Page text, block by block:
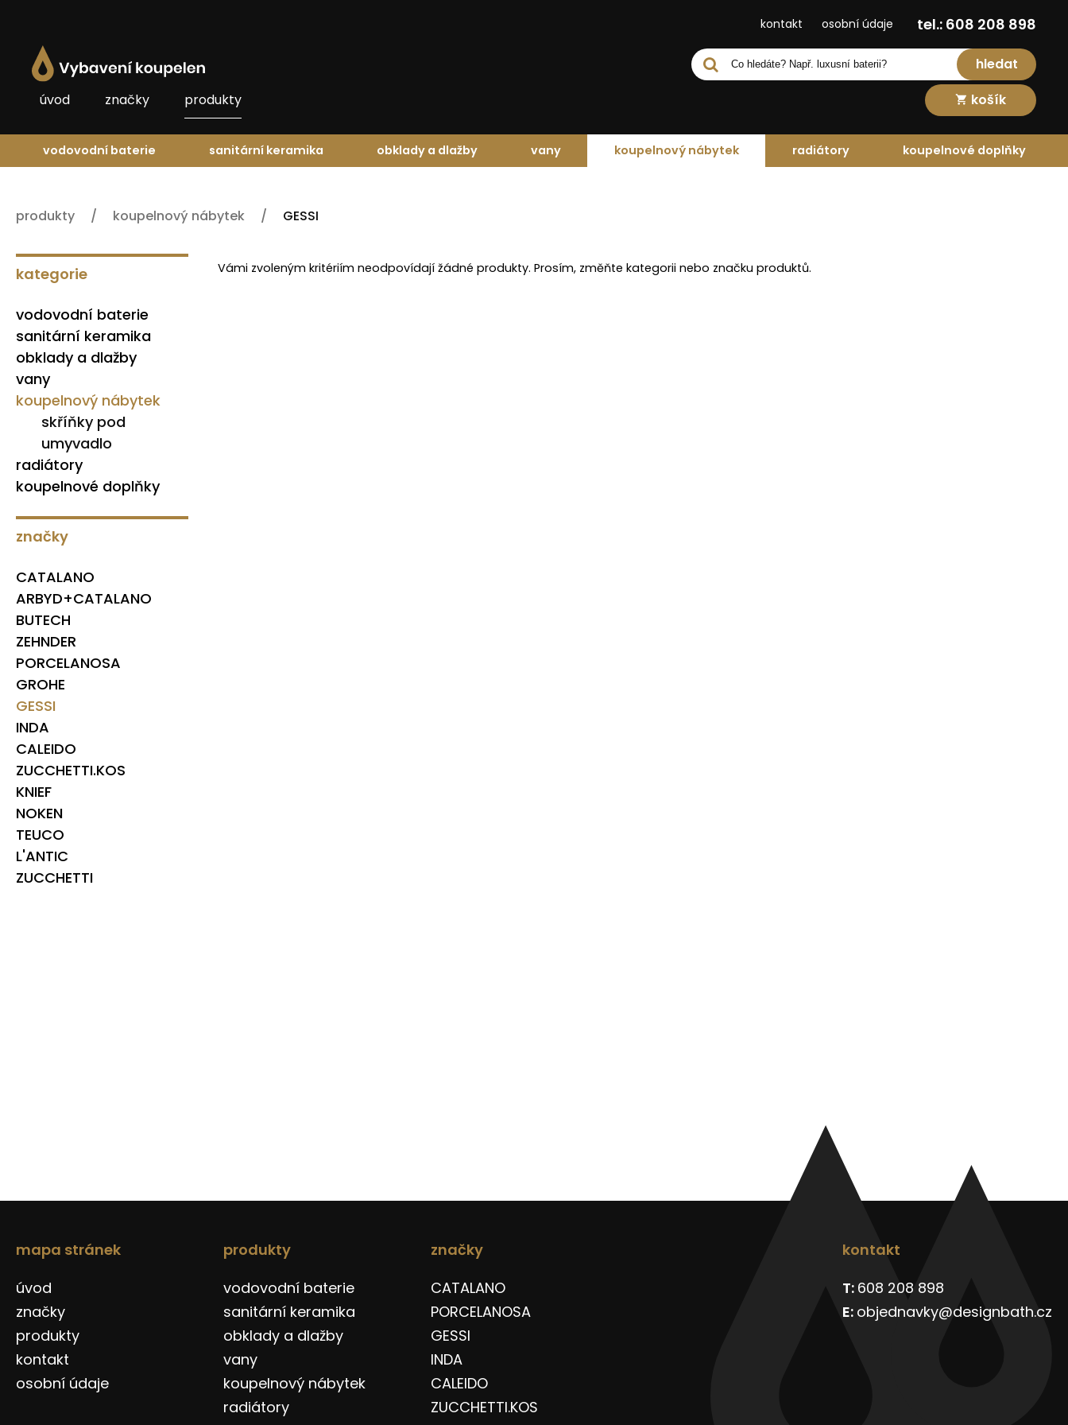
tel.: 608 208 898
kontakt osobní údaje
úvod značky produkty
hledat
košík
vodovodní baterie sanitární keramika obklady a dlažby vany koupelnový nábytek radiátory koupelnové doplňky
produkty koupelnový nábytek GESSI
kategorie
vodovodní baterie
sanitární keramika
obklady a dlažby
vany
koupelnový nábytek
skříňky pod
umyvadlo
radiátory
koupelnové doplňky
značky
CATALANO
ARBYD+CATALANO
BUTECH
ZEHNDER
PORCELANOSA
GROHE
GESSI
INDA
CALEIDO
ZUCCHETTI.KOS
KNIEF
NOKEN
TEUCO
L'ANTIC
ZUCCHETTI
Vámi zvoleným kritériím neodpovídají žádné produkty. Prosím, změňte kategorii nebo značku produktů.
mapa stránek
úvod
značky
produkty
kontakt
osobní údaje
produkty
vodovodní baterie
sanitární keramika
obklady a dlažby
vany
koupelnový nábytek
radiátory
značky
CATALANO
PORCELANOSA
GESSI
INDA
CALEIDO
ZUCCHETTI.KOS
kontakt
608 208 898
objednavky@designbath.cz